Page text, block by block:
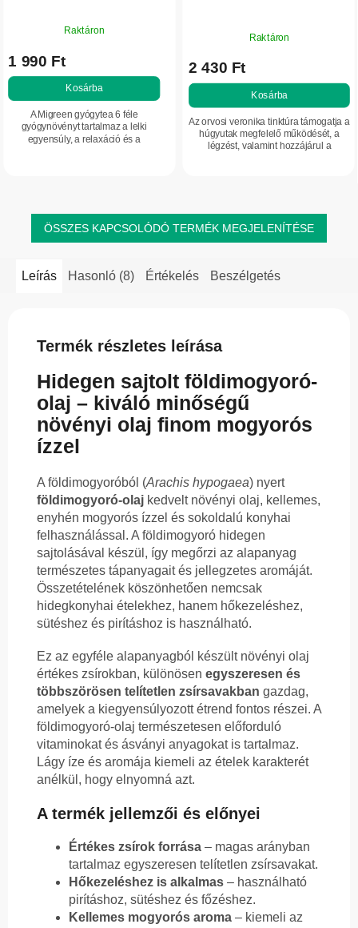
Raktáron
1 990 Ft
Kosárba
A Migreen gyógytea 6 féle
gyógynövényt tartalmaz a lelki
egyensúly, a relaxáció és a
Raktáron
2 430 Ft
Kosárba
Az orvosi veronika tinktúra támogatja a
húgyutak megfelelő működését, a
légzést, valamint hozzájárul a
ÖSSZES KAPCSOLÓDÓ TERMÉK MEGJELENÍTÉSE
Leírás Hasonló (8) Értékelés Beszélgetés
Termék részletes leírása
Hidegen sajtolt földimogyoró-
olaj – kiváló minőségű
növényi olaj finom mogyorós
ízzel
A földimogyoróból (Arachis hypogaea) nyert
földimogyoró-olaj kedvelt növényi olaj, kellemes,
enyhén mogyorós ízzel és sokoldalú konyhai
felhasználással. A földimogyoró hidegen
sajtolásával készül, így megőrzi az alapanyag
természetes tápanyagait és jellegzetes aromáját.
Összetételének köszönhetően nemcsak
hidegkonyhai ételekhez, hanem hőkezeléshez,
sütéshez és pirításhoz is használható.
Ez az egyféle alapanyagból készült növényi olaj
értékes zsírokban, különösen egyszeresen és
többszörösen telítetlen zsírsavakban gazdag,
amelyek a kiegyensúlyozott étrend fontos részei. A
földimogyoró-olaj természetesen előforduló
vitaminokat és ásványi anyagokat is tartalmaz.
Lágy íze és aromája kiemeli az ételek karakterét
anélkül, hogy elnyomná azt.
A termék jellemzői és előnyei
Értékes zsírok forrása – magas arányban
tartalmaz egyszeresen telítetlen zsírsavakat.
Hőkezeléshez is alkalmas – használható
pirításhoz, sütéshez és főzéshez.
Kellemes mogyorós aroma – kiemeli az